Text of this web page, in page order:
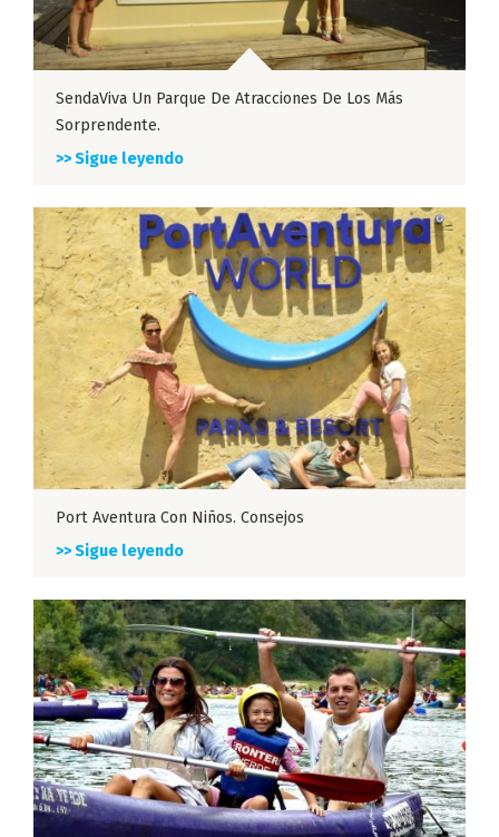
SendaViva Un Parque De Atracciones De Los Más
Sorprendente.
>> Sigue leyendo
Port Aventura Con Niños. Consejos
>> Sigue leyendo